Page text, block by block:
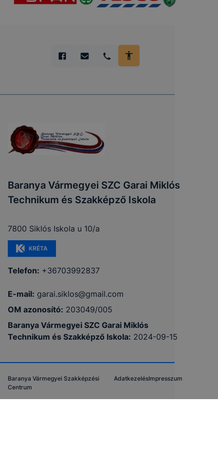
Baranya Vármegyei SZC Garai Miklós
Technikum és Szakképző Iskola
7800 Siklós Iskola u 10/a
KRÉTA
Telefon: +36703992837
E-mail: garai.siklos@gmail.com
OM azonosító: 203049/005
Baranya Vármegyei SZC Garai Miklós
Technikum és Szakképző Iskola: 2024-09-15
Baranya Vármegyei Szakképzési
Centrum
AdatkezelésImpresszum